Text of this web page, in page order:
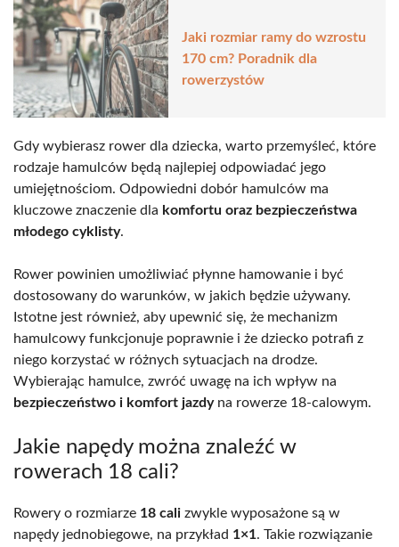
Jaki rozmiar ramy do wzrostu
170 cm? Poradnik dla
rowerzystów
Gdy wybierasz rower dla dziecka, warto przemyśleć, które
rodzaje hamulców będą najlepiej odpowiadać jego
umiejętnościom. Odpowiedni dobór hamulców ma
kluczowe znaczenie dla komfortu oraz bezpieczeństwa
młodego cyklisty.
Rower powinien umożliwiać płynne hamowanie i być
dostosowany do warunków, w jakich będzie używany.
Istotne jest również, aby upewnić się, że mechanizm
hamulcowy funkcjonuje poprawnie i że dziecko potrafi z
niego korzystać w różnych sytuacjach na drodze.
Wybierając hamulce, zwróć uwagę na ich wpływ na
bezpieczeństwo i komfort jazdyna rowerze 18-calowym.
Jakie napędy można znaleźć w
rowerach 18 cali?
Rowery o rozmiarze 18 cali zwykle wyposażone są w
napędy jednobiegowe, na przykład 1×1. Takie rozwiązanie